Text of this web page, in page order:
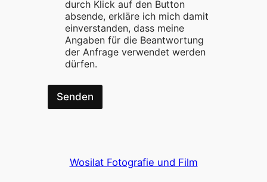
durch Klick auf den Button
absende, erkläre ich mich damit
einverstanden, dass meine
Angaben für die Beantwortung
der Anfrage verwendet werden
dürfen.
Senden
Wosilat Fotografie und Film